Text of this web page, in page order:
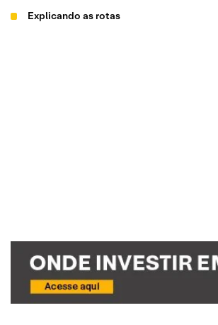
Explicando as rotas